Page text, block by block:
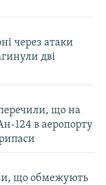
через атаки
дві
що на
124 в аеропорту
що обмежують